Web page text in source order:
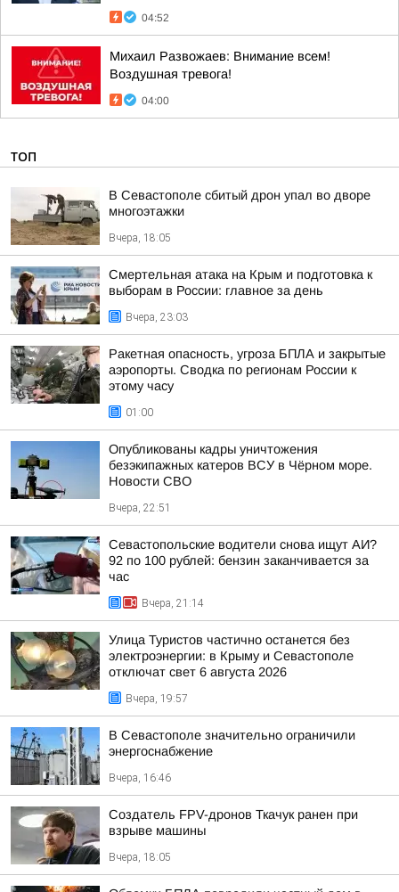
04:52
Михаил Развожаев: Внимание всем!
Воздушная тревога!
04:00
ТОП
В Севастополе сбитый дрон упал во дворе
многоэтажки
Вчера, 18:05
Смертельная атака на Крым и подготовка к
выборам в России: главное за день
Вчера, 23:03
Ракетная опасность, угроза БПЛА и закрытые
аэропорты. Сводка по регионам России к
этому часу
01:00
Опубликованы кадры уничтожения
безэкипажных катеров ВСУ в Чёрном море.
Новости СВО
Вчера, 22:51
Севастопольские водители снова ищут АИ?
92 по 100 рублей: бензин заканчивается за
час
Вчера, 21:14
Улица Туристов частично останется без
электроэнергии: в Крыму и Севастополе
отключат свет 6 августа 2026
Вчера, 19:57
В Севастополе значительно ограничили
энергоснабжение
Вчера, 16:46
Создатель FPV-дронов Ткачук ранен при
взрыве машины
Вчера, 18:05